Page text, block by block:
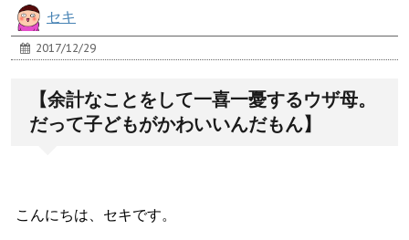
セキ
2017/12/29
【余計なことをして一喜一憂するウザ母。
だって子どもがかわいいんだもん】
こんにちは、セキです。